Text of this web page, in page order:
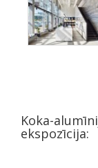
Koka-
ekspozīcija: